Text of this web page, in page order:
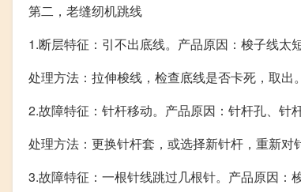
第二，老缝纫机跳线
1.断层特征：引不出底线。产品原因：梭子线太
处理方法：拉伸梭线，检查底线是否卡死，取出
2.故障特征：针杆移动。产品原因：针杆孔、针
处理方法：更换针杆套，或选择新针杆，重新对
3.故障特征：一根针线跳过几根针。产品原因：